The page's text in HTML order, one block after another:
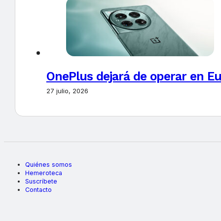
OnePlus dejará de operar en
27 julio, 2026
Quiénes somos
Hemeroteca
Suscríbete
Contacto